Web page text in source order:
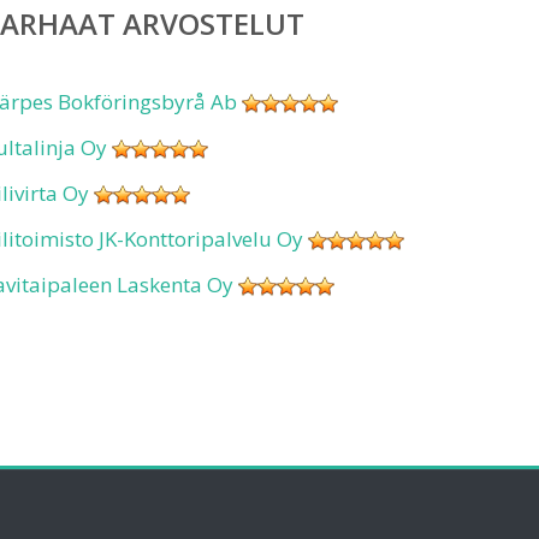
ARVOSTELUT
Bokföringsbyrå Ab
Oy
Oy
JK-Konttoripalvelu Oy
Laskenta Oy